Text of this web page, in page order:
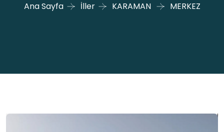
Ana Sayfa İller KARAMAN MERKEZ